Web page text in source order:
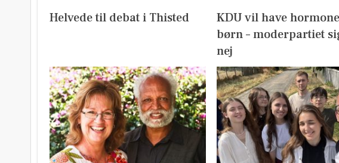
Helvede til debat i Thisted
KDU vil have
børn – moderpartiet
nej